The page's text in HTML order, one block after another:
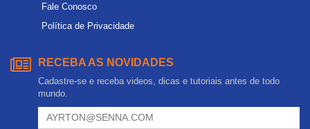
Fale Conosco
Política de Privacidade
RECEBA AS NOVIDADES
Cadastre-se e receba videos, dicas e tutoriais antes de todo
mundo.